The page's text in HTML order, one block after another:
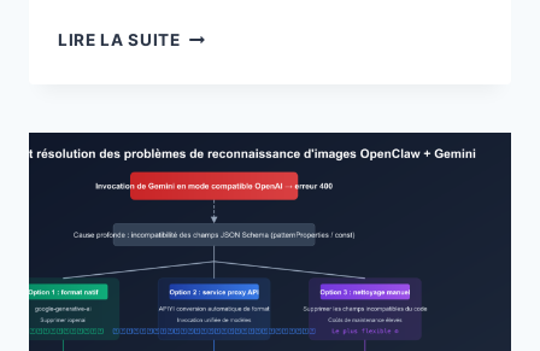
LIRE LA SUITE3
L’URL
DE
BASE
D’APIYI
:
/V1
POUR
LE
GÉNÉRAL,